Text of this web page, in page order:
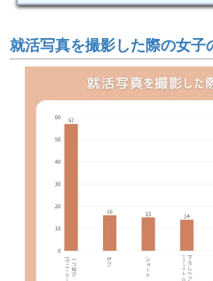
就活写真を撮影した際の女子